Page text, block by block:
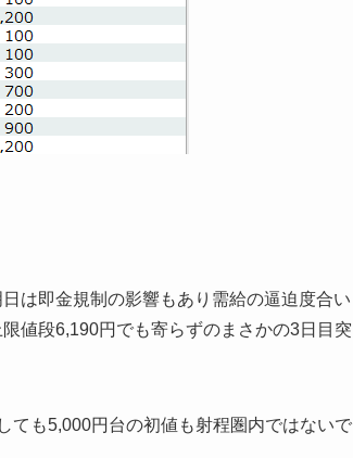
は即金規制の影響もあり需給の逼迫度合い
値段6,190円でも寄らずのまさかの3日目突
ても5,000円台の初値も射程圏内ではないで